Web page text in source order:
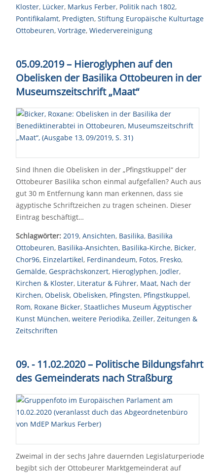
Kloster, Lücker, Markus Ferber, Politik nach 1802,
Pontifikalamt, Predigten, Stiftung Europäische Kulturtage
Ottobeuren, Vorträge, Wiedervereinigung
05.09.2019– Hieroglyphen auf den
Obelisken der Basilika Ottobeuren in der
Museumszeitschrift „Maat“
Sind Ihnen die Obelisken in der „Pfingstkuppel“ der
Ottobeurer Basilika schon einmal aufgefallen? Auch aus
gut 30 m Entfernung kann man erkennen, dass sie
ägyptische Schriftzeichen zu tragen scheinen. Dieser
Eintrag beschäftigt…
Schlagwörter: 2019, Ansichten, Basilika, Basilika
Ottobeuren, Basilika-Ansichten, Basilika-Kirche, Bicker,
Chor96, Einzelartikel, Ferdinandeum, Fotos, Fresko,
Gemälde, Gesprächskonzert, Hieroglyphen, Jodler,
Kirchen & Kloster, Literatur & Führer, Maat, Nach der
Kirchen, Obelisk, Obelisken, Pfingsten, Pfingstkuppel,
Rom, Roxane Bicker, Staatliches Museum Ägyptischer
Kunst München, weitere Periodika, Zeiller, Zeitungen &
Zeitschriften
09. - 11.02.2020 – Politische Bildungsfahrt
des Gemeinderats nach Straßburg
Zweimal in der sechs Jahre dauernden Legislaturperiode
begibt sich der Ottobeurer Marktgemeinderat auf